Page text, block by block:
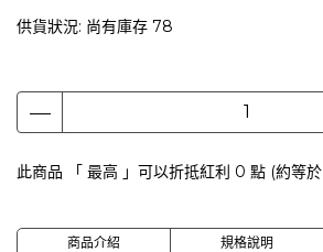
供貨狀況: 尚有庫存 78
此商品 「 最高 」可以折抵紅利 0 點 (約等於
商品介紹 規格說明